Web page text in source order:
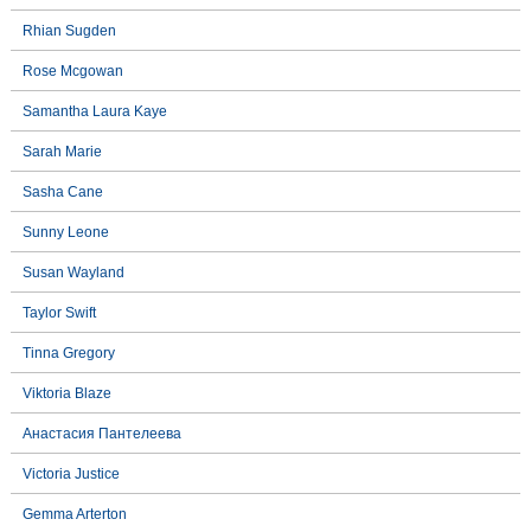
Rhian Sugden
Rose Mcgowan
Samantha Laura Kaye
Sarah Marie
Sasha Cane
Sunny Leone
Susan Wayland
Taylor Swift
Tinna Gregory
Viktoria Blaze
Анастасия Пантелеева
Victoria Justice
Gemma Arterton